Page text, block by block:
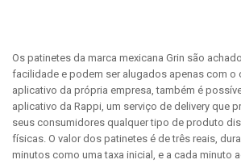
Os patinetes da marca mexicana Grin são
facilidade e podem ser alugados apenas com o
aplicativo da própria empresa, também é
aplicativo da Rappi, um serviço de delivery que
seus consumidores qualquer tipo de produto
físicas. O valor dos patinetes é de três reais,
minutos como uma taxa inicial, e a cada minuto